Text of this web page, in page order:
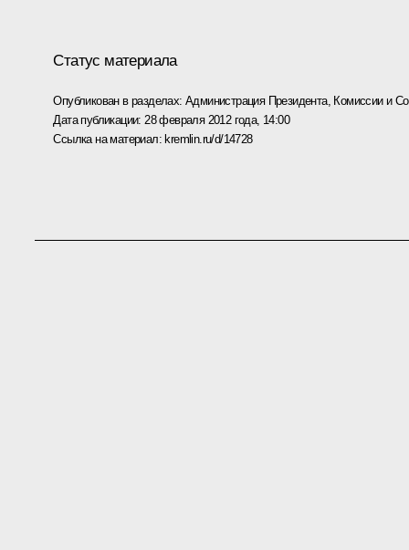
Статус материала
Опубликован в разделах: Администрация Президента, Комиссии и
Дата публикации: 28 февраля 2012 года, 14:00
Ссылка на материал: kremlin.ru/d/14728